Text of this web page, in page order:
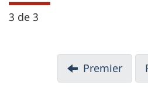
3 de 3
Premier